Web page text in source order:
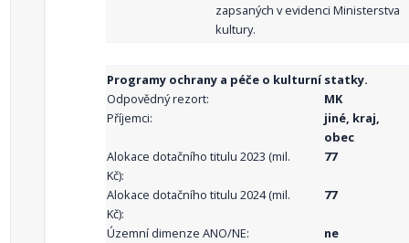
zapsaných v evidenci Ministerstva
kultury.
Programy ochrany a péče o kulturní statky.
Odpovědný rezort:
MK
Příjemci:
jiné, kraj,
obec
Alokace dotačního titulu 2023 (mil.
Kč):
77
Alokace dotačního titulu 2024 (mil.
Kč):
77
Územní dimenze ANO/NE:
ne